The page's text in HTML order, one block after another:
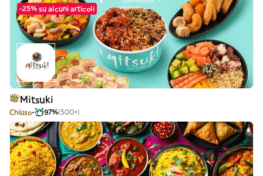
-25% su alcuni articoli
Mitsuki
Chiuso 97%(500+)